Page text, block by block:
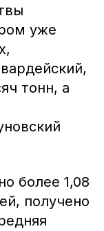
уже
тонн, а
более 1,08
получено